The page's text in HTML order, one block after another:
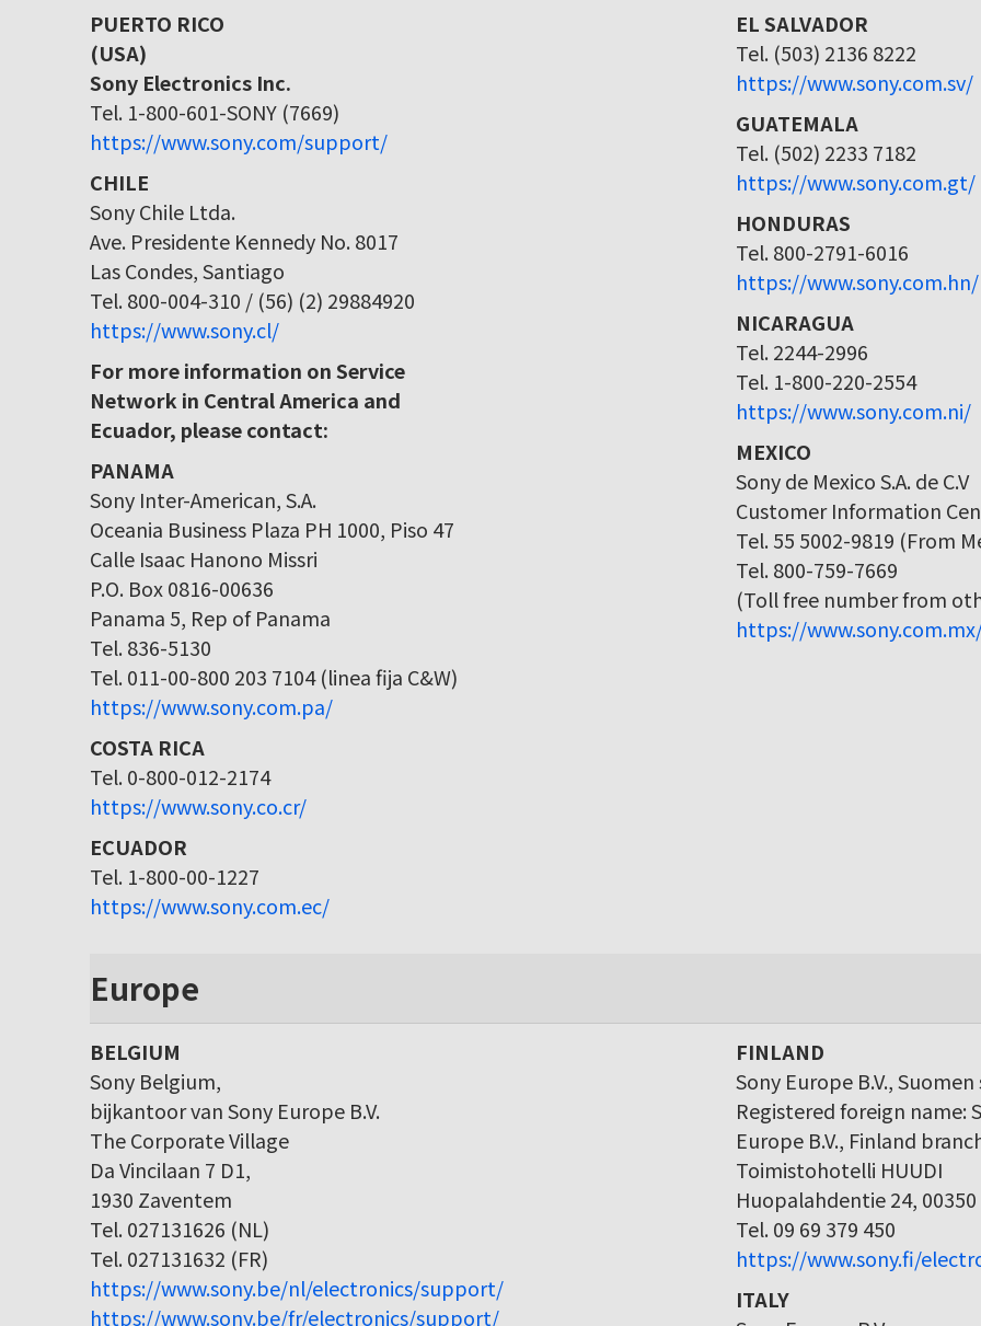
PUERTO RICO
(USA)
Sony Electronics Inc.
Tel. 1-800-601-SONY (7669)
https://www.sony.com/support/
CHILE
Sony Chile Ltda.
Ave. Presidente Kennedy No. 8017
Las Condes, Santiago
Tel. 800-004-310 / (56) (2) 29884920
https://www.sony.cl/
For more information on Service
Network in Central America and
Ecuador, please contact:
PANAMA
Sony Inter-American, S.A.
Oceania Business Plaza PH 1000, Piso 47
Calle Isaac Hanono Missri
P.O. Box 0816-00636
Panama 5, Rep of Panama
Tel. 836-5130
Tel. 011-00-800 203 7104 (linea fija C&W)
https://www.sony.com.pa/
COSTA RICA
Tel. 0-800-012-2174
https://www.sony.co.cr/
ECUADOR
Tel. 1-800-00-1227
https://www.sony.com.ec/
EL SALVADOR
Tel. (503) 2136 8222
https://www.sony.com.sv/
GUATEMALA
Tel. (502) 2233 7182
https://www.sony.com.gt/
HONDURAS
Tel. 800-2791-6016
https://www.sony.com.hn/
NICARAGUA
Tel. 2244-2996
Tel. 1-800-220-2554
https://www.sony.com.ni/
MEXICO
Sony de Mexico S.A. de C.V
Customer Information
Tel. 55 5002-9819 (From
Tel. 800-759-7669
(Toll free number from
https://
Europe
BELGIUM
Sony Belgium,
bijkantoor van Sony Europe B.V.
The Corporate Village
Da Vincilaan 7 D1,
1930 Zaventem
Tel. 027131626 (NL)
Tel. 027131632 (FR)
https://www.sony.be/nl/electronics/support/
https://www.sony.be/fr/electronics/support/
FINLAND
Sony Europe B.V.,
Registered foreign name:
Europe B.V., Finland
Toimistohotelli HUUDI
Huopalahdentie 24,
Tel. 09 69 379 450
https://www.sony.fi/
ITALY